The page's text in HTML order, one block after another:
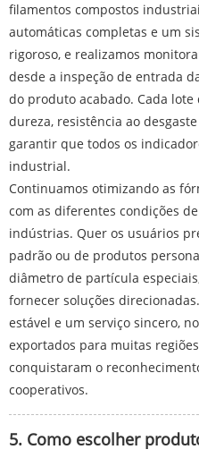
filamentos compostos
automáticas completas e um
rigoroso, e realizamos
desde a inspeção de entrada
do produto acabado. Cada
dureza, resistência ao
garantir que todos os
industrial.
Continuamos otimizando as
com as diferentes condições
indústrias. Quer os usuários
padrão ou de produtos
diâmetro de partícula
fornecer soluções
estável e um serviço sincero,
exportados para muitas
conquistaram o
cooperativos.
5. Como escolher